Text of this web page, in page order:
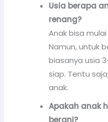
Usia berapa
renang?
Anak bisa
Namun, untuk
biasanya usia
siap. Tentu
anak.
Apakah anak